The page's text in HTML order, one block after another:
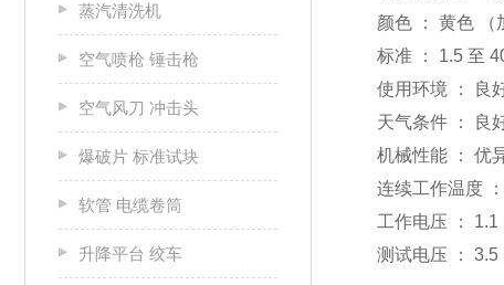
蒸汽清洗机
空气喷枪 锤击枪
空气风刀 冲击头
爆破片 标准试块
软管 电缆卷筒
升降平台 绞车
颜色 ： 黄色 （
标准 ： 1.5 至
使用环境 ： 良
天气条件 ： 良
机械性能 ： 优
连续工作温度
工作电压 ： 1.1
测试电压 ： 3.5